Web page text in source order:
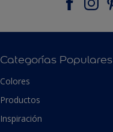
Categorías Populares
Colores
Productos
Inspiración